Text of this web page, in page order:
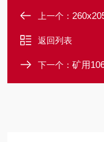
上一个：
返回列表
下一个： 矿用